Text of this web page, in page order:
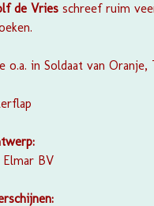
de Vries schreef ruim
o.a. in Soldaat van Oranje,
BV